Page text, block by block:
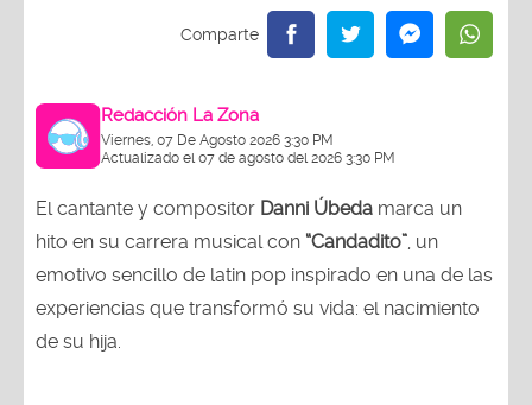
Redacción La Zona
Viernes, 07 De Agosto 2026 3:30 PM
Actualizado el 07 de agosto del 2026 3:30 PM
El cantante y compositor Danni Úbeda marca un
hito en su carrera musical con “Candadito”, un
emotivo sencillo de latin pop inspirado en una de las
experiencias que transformó su vida: el nacimiento
de su hija.